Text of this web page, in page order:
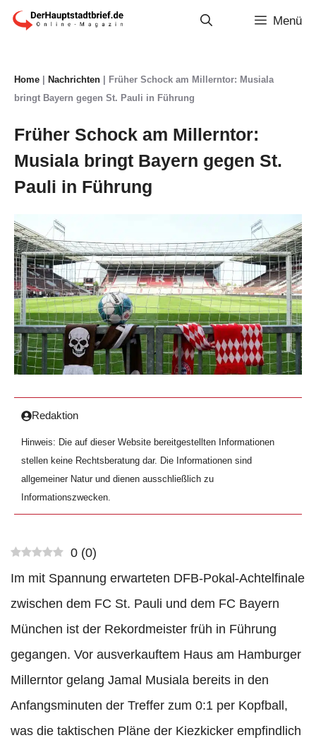
Zum
Menü
Home Nachrichten
Früher Schock am Millerntor: Musiala
bringt Bayern gegen St. Pauli in Führung
Früher Schock am Millerntor:
Musiala bringt Bayern gegen St.
Pauli in Führung
Redaktion
Hinweis: Die auf dieser Website bereitgestellten Informationen
stellen keine Rechtsberatung dar. Die Informationen sind
allgemeiner Natur und dienen ausschließlich zu
Informationszwecken.
0 (0)
Im mit Spannung erwarteten DFB-Pokal-Achtelfinale
zwischen dem FC St. Pauli und dem FC Bayern
München ist der Rekordmeister früh in Führung
gegangen. Vor ausverkauftem Haus am Hamburger
Millerntor gelang Jamal Musiala bereits in den
Anfangsminuten der Treffer zum 0:1 per Kopfball,
was die taktischen Pläne der Kiezkicker empfindlich